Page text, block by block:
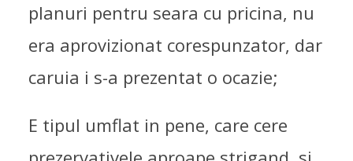
planuri pentru seara cu pricina, nu
era aprovizionat corespunzator, dar
caruia i s-a prezentat o ocazie;
E tipul umflat in pene, care cere